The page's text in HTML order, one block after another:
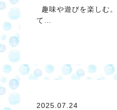
趣味や遊びを楽しむ
て…
2025.07.24